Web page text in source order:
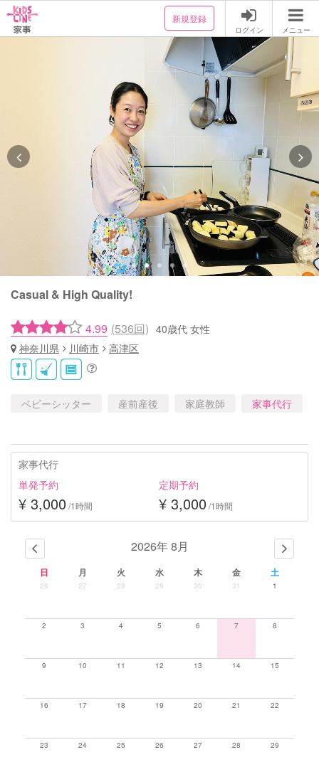
新規登録
ログイン メニュー
Casual & High Quality!
4.99 (536回) 40歳代 女性
神奈川県
川崎市 高津区
ベビーシッター 産前産後 家庭教師 家事代行
家事代行
単発予約
¥ 3,000 /1時間
定期予約
¥ 3,000 /1時間
2026年 8月
日 月 火 水 木 金 土
26 27 28 29 30 31 1
2 3 4 5 6 7 8
9 10 11 12 13 14 15
16 17 18 19 20 21 22
23 24 25 26 27 28 29